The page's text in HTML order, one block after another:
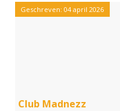
Geschreven: 04 april 2026
Club Madnezz